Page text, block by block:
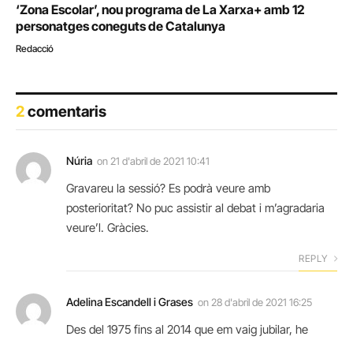
‘Zona Escolar’, nou programa de La Xarxa+ amb 12
personatges coneguts de Catalunya
Redacció
2comentaris
Núria on 21 d'abril de 2021 10:41
Gravareu la sessió? Es podrà veure amb
posterioritat? No puc assistir al debat i m’agradaria
veure’l. Gràcies.
REPLY
Adelina Escandell i Grases on 28 d'abril de 2021 16:25
Des del 1975 fins al 2014 que em vaig jubilar, he